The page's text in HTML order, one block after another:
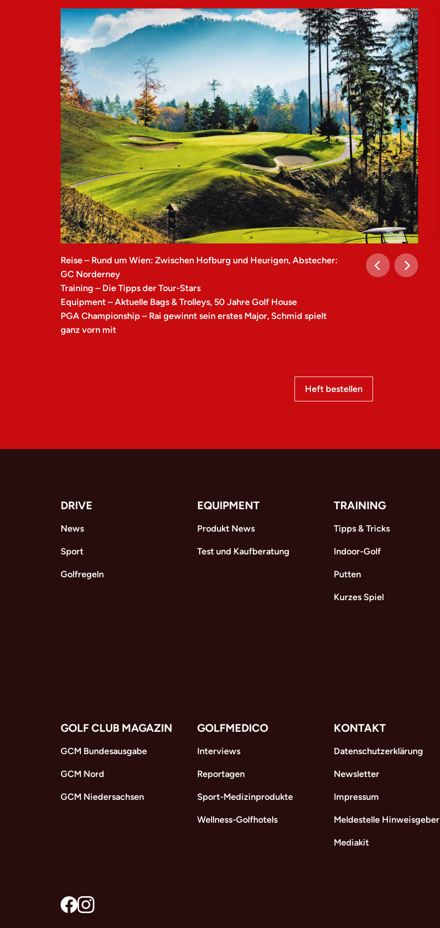
Reise – Rund um Wien: Zwischen Hofburg und Heurigen, Abstecher:
GC Norderney
Training – Die Tipps der Tour-Stars
Equipment – Aktuelle Bags & Trolleys, 50 Jahre Golf House
PGA Championship – Rai gewinnt sein erstes Major, Schmid spielt
ganz vorn mit
Heft bestellen
DRIVE
News
Sport
Golfregeln
EQUIPMENT
Produkt News
Test und Kaufberatung
TRAINING
Tipps & Tricks
Indoor-Golf
Putten
Kurzes Spiel
GOLF CLUB MAGAZIN
GCM Bundesausgabe
GCM Nord
GCM Niedersachsen
GOLFMEDICO
Interviews
Reportagen
Sport-Medizinprodukte
Wellness-Golfhotels
KONTAKT
Datenschutzerklärung
Newsletter
Impressum
Meldestelle Hinweisgeber
Mediakit